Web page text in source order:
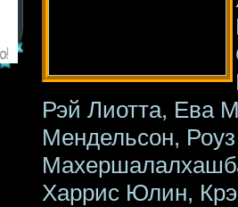
Рэй Лиотта, Ева
Мендельсон,
Харрис Юлин,